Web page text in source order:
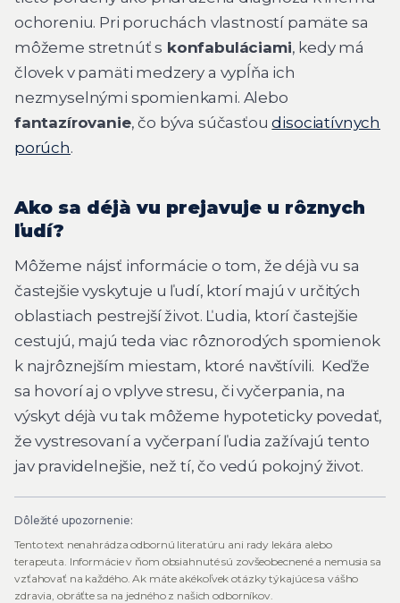
ochoreniu. Pri poruchách vlastností pamäte sa
môžeme stretnúť s konfabuláciami, kedy má
človek v pamäti medzery a vypĺňa ich
nezmyselnými spomienkami. Alebo
fantazírovanie, čo býva súčasťoudisociatívnych
porúch.
Ako sa déjà vu prejavuje u rôznych
ľudí?
Môžeme nájsť informácie o tom, že déjà vu sa
častejšie vyskytuje u ľudí, ktorí majú v určitých
oblastiach pestrejší život. Ľudia, ktorí častejšie
cestujú, majú teda viac rôznorodých spomienok
k najrôznejším miestam, ktoré navštívili. Keďže
sa hovorí aj o vplyve stresu, či vyčerpania, na
výskyt déjà vu tak môžeme hypoteticky povedať,
že vystresovaní a vyčerpaní ľudia zažívajú tento
jav pravidelnejšie, než tí, čo vedú pokojný život.
Dôležité upozornenie:
Tento text nenahrádza odbornú literatúru ani rady lekára alebo
terapeuta. Informácie v ňom obsiahnuté sú zovšeobecnené a nemusia sa
vzťahovať na každého. Ak máte akékoľvek otázky týkajúce sa vášho
zdravia, obráťte sa na jedného z našich odborníkov.